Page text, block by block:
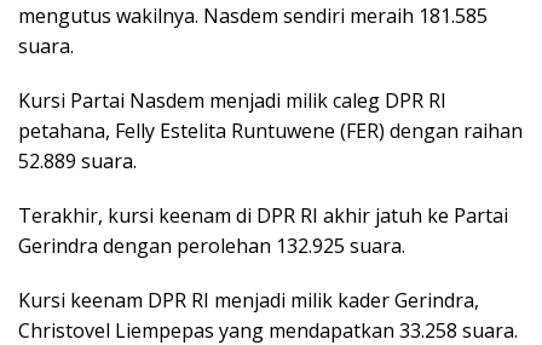
mengutus wakilnya. Nasdem sendiri meraih 181.585
suara.
Kursi Partai Nasdem menjadi milik caleg DPR RI
petahana, Felly Estelita Runtuwene (FER) dengan raihan
52.889 suara.
Terakhir, kursi keenam di DPR RI akhir jatuh ke Partai
Gerindra dengan perolehan 132.925 suara.
Kursi keenam DPR RI menjadi milik kader Gerindra,
Christovel Liempepas yang mendapatkan 33.258 suara.